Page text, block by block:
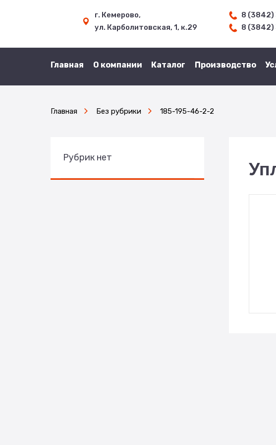
г. Кемерово,
ул. Карболитовская, 1, к.29
8
8
Главная О компании Каталог Производство
Главная Без рубрики 185-195-46-2-2
Рубрик нет